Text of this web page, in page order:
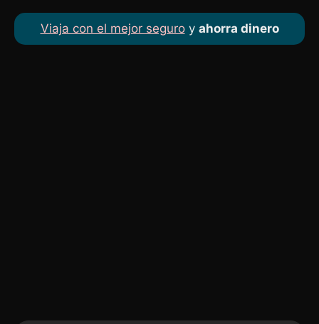
Viaja con el mejor seguroy ahorra dinero